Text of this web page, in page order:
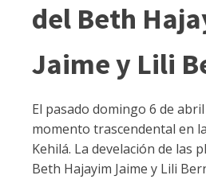
del Beth
Jaime y Lili
El pasado domingo 6 de
momento trascendental en
Kehilá. La develación de las
Beth Hajayim Jaime y Lili